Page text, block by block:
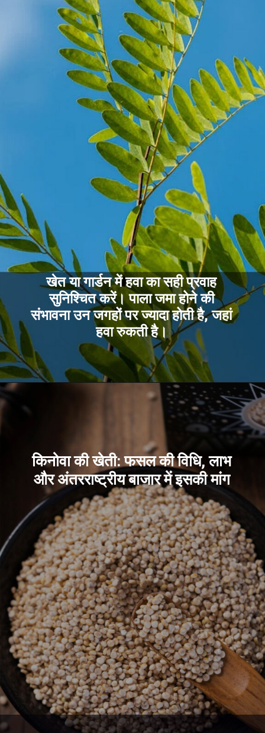
खेत या गार्डन में हवा का सही प्रवाह
सुनिश्चित करें। पाला जमा होने की
संभावना उन जगहों पर ज्यादा होती है, जहां
हवा रुकती है।
किनोवा की खेती: फसल की विधि, लाभ
और अंतरराष्ट्रीय बाजार में इसकी मांग